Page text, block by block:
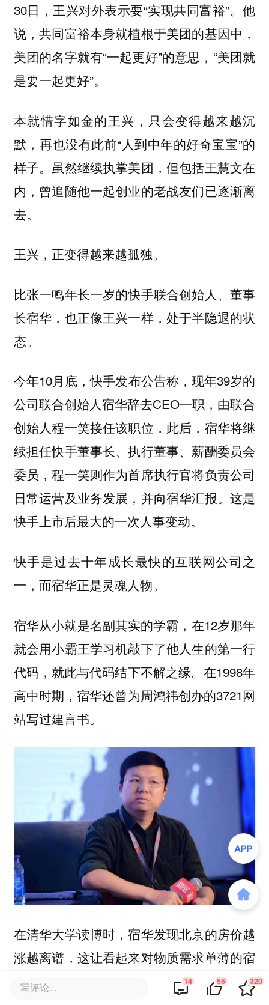
30日，王兴对外表示要“实现共同富裕”。他
说，共同富裕本身就植根于美团的基因中，
美团的名字就有“一起更好”的意思，“美团就
是要一起更好”。
本就惜字如金的王兴，只会变得越来越沉
默，再也没有此前“人到中年的好奇宝宝”的
样子。虽然继续执掌美团，但包括王慧文在
内，曾追随他一起创业的老战友们已逐渐离
去。
王兴，正变得越来越孤独。
比张一鸣年长一岁的快手联合创始人、董事
长宿华，也正像王兴一样，处于半隐退的状
态。
今年10月底，快手发布公告称，现年39岁的
公司联合创始人宿华辞去CEO一职，由联合
创始人程一笑接任该职位，此后，宿华将继
续担任快手董事长、执行董事、薪酬委员会
委员，程一笑则作为首席执行官将负责公司
日常运营及业务发展，并向宿华汇报。这是
快手上市后最大的一次人事变动。
快手是过去十年成长最快的互联网公司之
一，而宿华正是灵魂人物。
宿华从小就是名副其实的学霸，在12岁那年
就会用小霸王学习机敲下了他人生的第一行
代码，就此与代码结下不解之缘。在1998年
高中时期，宿华还曾为周鸿祎创办的3721网
站写过建言书。
在清华大学读博时，宿华发现北京的房价越
涨越离谱，这让看起来对物质需求单薄的宿
华动摇了。于是，2006年深思熟虑后的他选
写评论... 14 55 320